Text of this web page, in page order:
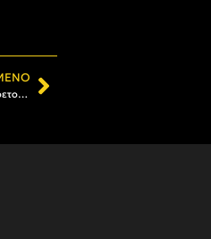
Βόλεϊ Κορασίδων: Με τα «γαλανόλευκα» η Εβελίνα Γζουντέλλη για την προετοιμασία των προκριματικών